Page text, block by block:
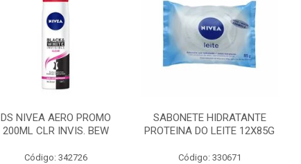
DS NIVEA AERO PROMO
200ML CLR INVIS. BEW
Código: 342726
SABONETE HIDRATANTE
PROTEINA DO LEITE 12X85G
Código: 330671